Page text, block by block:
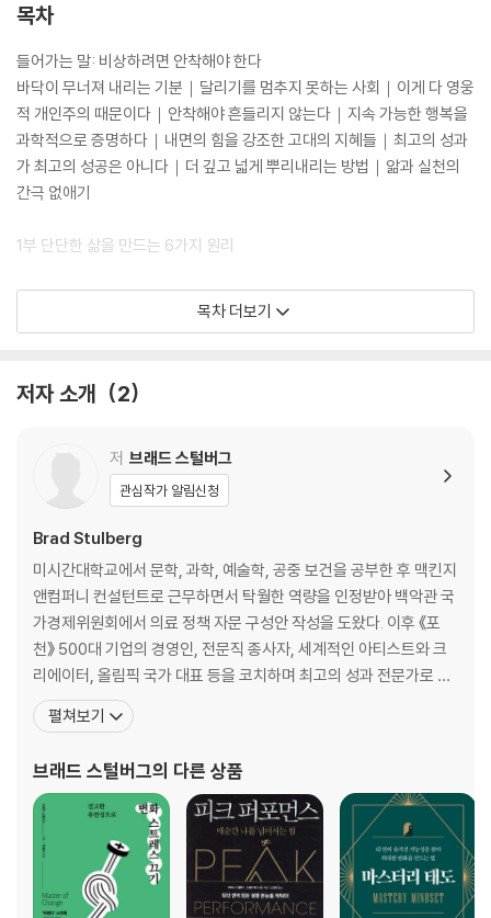
목차
들어가는 말: 비상하려면 안착해야 한다
바닥이 무너져 내리는 기분｜달리기를 멈추지 못하는 사회｜이게 다 영웅
적 개인주의 때문이다｜안착해야 흔들리지 않는다｜지속 가능한 행복을
과학적으로 증명하다｜내면의 힘을 강조한 고대의 지혜들｜최고의 성과
가 최고의 성공은 아니다｜더 깊고 넓게 뿌리내리는 방법｜앎과 실천의
간극 없애기
1부 단단한 삶을 만드는 6가지 원리
1장 수용: 원하는 곳으로 가기 위해 지금 있는 곳을 받아들인다
보고 싶은 것만 보지 않는다｜성공도 실패도 일단 인정하고 시작하자｜저
천 2: 누구보다 나에게 친절하자｜실천 3: 기분은 행동을 따라간다｜실천
2장 집중: 주의력과 에너지를 확보하기 위해 온전히 몰입한다
산만함에 중독된 사람들｜집중력 흡혈귀로부터 벗어나려면｜몰두할수
록 삶의 질이 달라진다｜팝 스타의 미국 도보 횡단기｜무엇에 집중할지
내가 선택한다｜실천 1: 내 주위에서 방해 요인들 제거하기｜실천 2: 감정
의 굴곡을 따라 파도타기｜실천 3: 명상으로 내 마음 챙기기｜실천 4: ‘하
지 않을 일’ 목록 만들기｜마무리
3장 인내: 참고 견디면 더 빨리 도달할 수 있다
준할수록 나아진다｜흥분이 곧 행복은 아니다｜실천 1: 아등바등 말고 물
하고 마치기｜실천 4: 일상에서 디지털 기기 치우기｜실천 5: 하루 3회 5
번씩 호흡하기｜마무리
4장 취약성: 약한 면을 인정하면 내면의 힘과 확신이 생긴다
나를 알아야 나를 믿을 수 있다｜더 강해지기 위해 약한 부분으로 향하다
｜깊고 어두운 감정과 마주하기｜완벽주의라는 가면을 벗어던지려면｜
목차 더보기
저자 소개 2
저 브래드 스털버그
관심작가 알림신청
Brad Stulberg
미시간대학교에서 문학, 과학, 예술학, 공중 보건을 공부한 후 맥킨지
앤컴퍼니 컨설턴트로 근무하면서 탁월한 역량을 인정받아 백악관 국
가경제위원회에서 의료 정책 자문 구성안 작성을 도왔다. 이후 《포
천》 500대 기업의 경영인, 전문직 종사자, 세계적인 아티스트와 크
리에이터, 올림픽 국가 대표 등을 코치하며 최고의 성과 전문가로 자
리매김했다. 그렇게 승승장구하던 그는 어느 날, 자신과 타인을 상대
로 한 걸음이라도 더 앞서가야 한다는 강박에 시달리기 시작했다. 항
다. 바닥이 무너지는 것 같았고 부정적인 충동에
펼쳐보기
브래드 스털버그의 다른 상품